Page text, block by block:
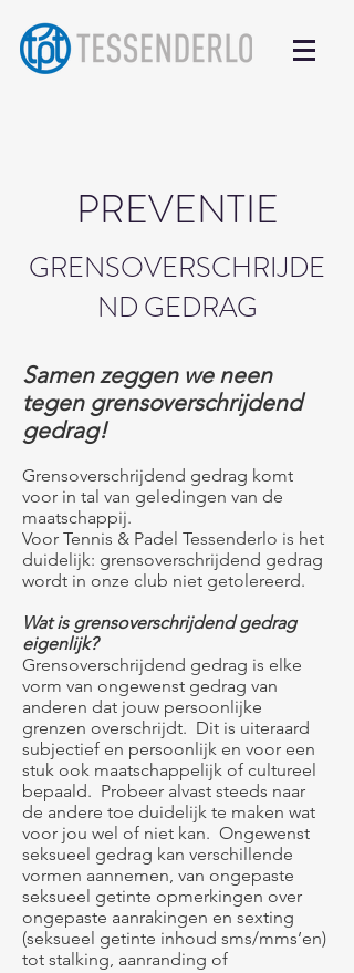
PREVENTIE
GRENSOVERSCHRIJDE
ND GEDRAG
Samen zeggen we neen
tegen grensoverschrijdend
gedrag!
Grensoverschrijdend gedrag komt
voor in tal van geledingen van de
maatschappij.
Voor Tennis & Padel Tessenderlo is het
duidelijk: grensoverschrijdend gedrag
wordt in onze club niet getolereerd.
Wat is grensoverschrijdend gedrag
eigenlijk?
Grensoverschrijdend gedrag is elke
vorm van ongewenst gedrag van
anderen dat jouw persoonlijke
grenzen overschrijdt. Dit is uiteraard
subjectief en persoonlijk en voor een
stuk ook maatschappelijk of cultureel
bepaald. Probeer alvast steeds naar
de andere toe duidelijk te maken wat
voor jou wel of niet kan. Ongewenst
seksueel gedrag kan verschillende
vormen aannemen, van ongepaste
seksueel getinte opmerkingen over
ongepaste aanrakingen en sexting
(seksueel getinte inhoud sms/mms’en)
tot stalking, aanranding of